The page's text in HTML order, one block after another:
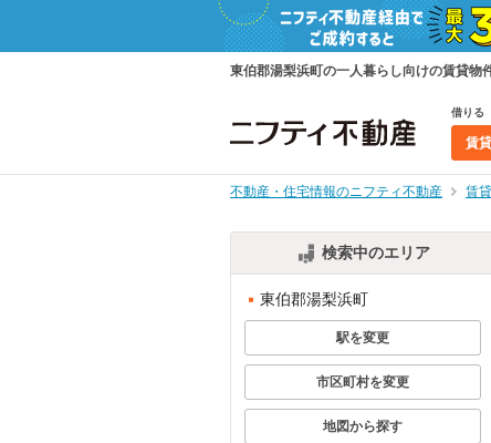
東伯郡湯梨浜町の一人暮らし向けの賃貸物
借りる
賃貸
不動産・住宅情報のニフティ不動産 賃貸
検索中のエリア
東伯郡湯梨浜町
駅を変更
市区町村を変更
地図から探す